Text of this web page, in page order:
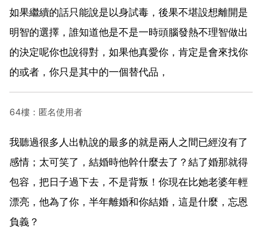
如果繼續的話只能說是以身試毒，後果不堪設想離開是
明智的選擇，誰知道他是不是一時頭腦發熱不理智做出
的決定呢你也說得對，如果他真愛你，肯定是會來找你
的或者，你只是其中的一個替代品，
64樓：匿名使用者
我聽過很多人出軌說的最多的就是兩人之間已經沒有了
感情；太可笑了，結婚時他幹什麼去了？結了婚那就得
包容，把日子過下去，不是背叛！你現在比她老婆年輕
漂亮，他為了你，半年離婚和你結婚，這是什麼，忘恩
負義？